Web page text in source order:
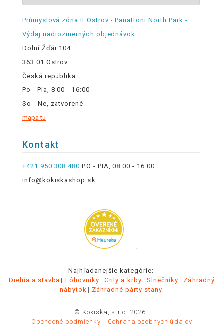
Průmyslová zóna II Ostrov - Panattoni North Park -
Výdaj nadrozmerných objednávok
Dolní Žďár 104
363 01 Ostrov
Česká republika
Po - Pia, 8:00 - 16:00
So - Ne, zatvorené
mapa tu
Kontakt
+421 950 308 480 PO - PIA, 08:00 - 16:00
info@kokiskashop.sk
.
Najhľadanejšie kategórie:
Dielňa a stavba
Fóliovníky Grily a krby Slnečníky
Záhradný
nábytok
Záhradné párty stany
© Kokiska, s.r.o. 2026.
Obchodné podmienky
Ochrana osobných údajov